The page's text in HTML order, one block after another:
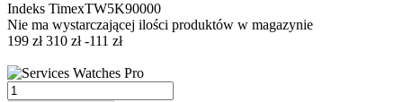
Indeks TimexTW5K90000
Nie ma wystarczającej ilości produktów w magazynie
199 zł 310 zł -111 zł